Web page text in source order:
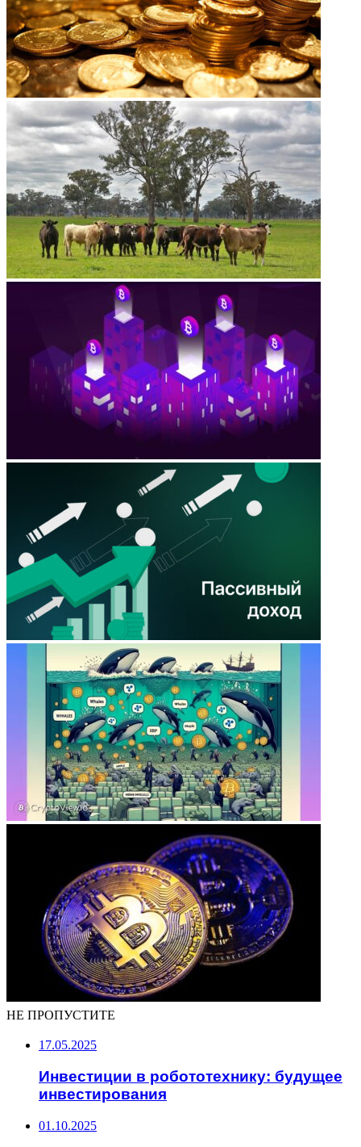
НЕ ПРОПУСТИТЕ
17.05.2025
Инвестиции в робототехнику: будущее
инвестирования
01.10.2025